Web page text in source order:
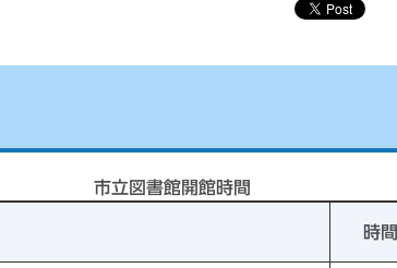
市立図書館開館時間
時間